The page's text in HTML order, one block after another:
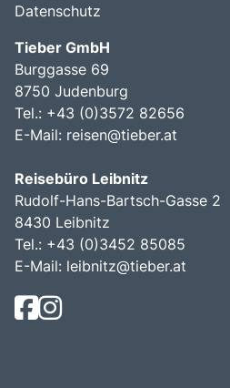
Datenschutz
Tieber GmbH
Burggasse 69
8750 Judenburg
Tel.: +43 (0)3572 82656
E-Mail: reisen@tieber.at
Reisebüro Leibnitz
Rudolf-Hans-Bartsch-Gasse 2
8430 Leibnitz
Tel.: +43 (0)3452 85085
E-Mail: leibnitz@tieber.at